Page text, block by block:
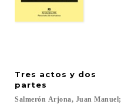
Tres actos y dos
partes
Salmerón Arjona, Juan Manuel;